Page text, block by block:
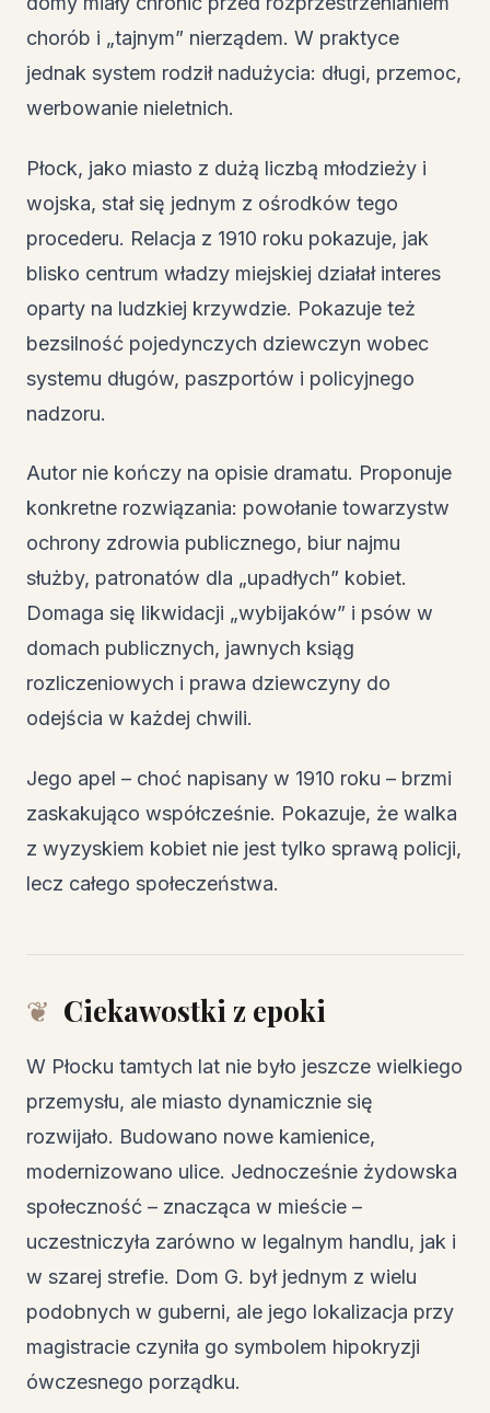
chorób i „tajnym” nierządem. W praktyce
jednak system rodził nadużycia: długi, przemoc,
werbowanie nieletnich.
Płock, jako miasto z dużą liczbą młodzieży i
wojska, stał się jednym z ośrodków tego
procederu. Relacja z 1910 roku pokazuje, jak
blisko centrum władzy miejskiej działał interes
oparty na ludzkiej krzywdzie. Pokazuje też
bezsilność pojedynczych dziewczyn wobec
systemu długów, paszportów i policyjnego
nadzoru.
Autor nie kończy na opisie dramatu. Proponuje
konkretne rozwiązania: powołanie towarzystw
ochrony zdrowia publicznego, biur najmu
służby, patronatów dla „upadłych” kobiet.
Domaga się likwidacji „wybijaków” i psów w
domach publicznych, jawnych ksiąg
rozliczeniowych i prawa dziewczyny do
odejścia w każdej chwili.
Jego apel – choć napisany w 1910 roku – brzmi
zaskakująco współcześnie. Pokazuje, że walka
z wyzyskiem kobiet nie jest tylko sprawą policji,
lecz całego społeczeństwa.
Ciekawostki z epoki
W Płocku tamtych lat nie było jeszcze wielkiego
przemysłu, ale miasto dynamicznie się
rozwijało. Budowano nowe kamienice,
modernizowano ulice. Jednocześnie żydowska
społeczność – znacząca w mieście –
uczestniczyła zarówno w legalnym handlu, jak i
w szarej strefie. Dom G. był jednym z wielu
podobnych w guberni, ale jego lokalizacja przy
magistracie czyniła go symbolem hipokryzji
ówczesnego porządku.